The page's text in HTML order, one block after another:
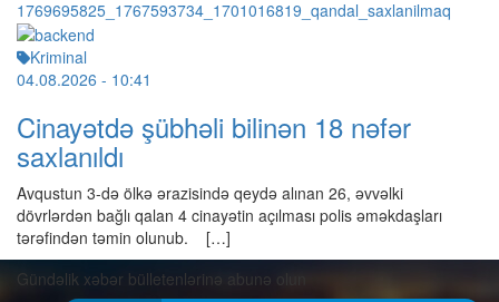
Kriminal
04.08.2026 - 10:41
Cinayətdə şübhəli bilinən 18 nəfər
saxlanıldı
Avqustun 3-də ölkə ərazisində qeydə alınan 26, əvvəlki
dövrlərdən bağlı qalan 4 cinayətin açılması polis əməkdaşları
tərəfindən təmin olunub. […]
Gündəlik xəbər bülletenlərinə abunə olun